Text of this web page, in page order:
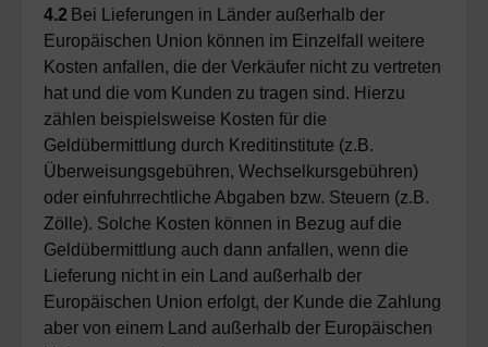
4.2 Bei Lieferungen in Länder außerhalb der
Europäischen Union können im Einzelfall weitere
Kosten anfallen, die der Verkäufer nicht zu vertreten
hat und die vom Kunden zu tragen sind. Hierzu
zählen beispielsweise Kosten für die
Geldübermittlung durch Kreditinstitute (z.B.
Überweisungsgebühren, Wechselkursgebühren)
oder einfuhrrechtliche Abgaben bzw. Steuern (z.B.
Zölle). Solche Kosten können in Bezug auf die
Geldübermittlung auch dann anfallen, wenn die
Lieferung nicht in ein Land außerhalb der
Europäischen Union erfolgt, der Kunde die Zahlung
aber von einem Land außerhalb der Europäischen